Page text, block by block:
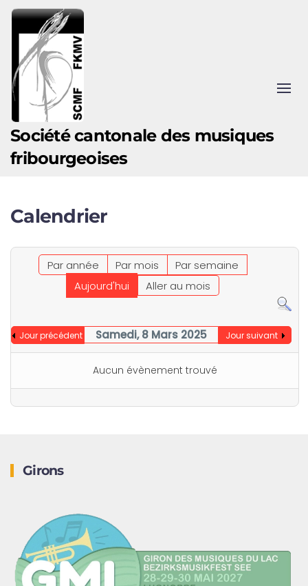
Accéder au contenu principal
Société cantonale des musiques
fribourgeoises
Calendrier
Par année Par mois
Par semaine
Aujourd'hui
Aller au mois
Jour précédent Samedi, 8 Mars 2025 Jour suivant
Aucun évènement trouvé
Girons